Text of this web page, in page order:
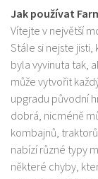
Jak používat
Vítejte v největší
Stále si nejste jisti,
byla vyvinuta tak,
může vytvořit
upgradu původní
dobrá, nicméně
kombajnů,
nabízí různé typy
některé chyby,